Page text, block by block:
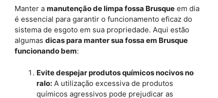
Manter a manutenção de limpa fossa Brusque em dia
é essencial para garantir o funcionamento eficaz do
sistema de esgoto em sua propriedade. Aqui estão
algumas dicas para manter sua fossa em Brusque
funcionando bem:
Evite despejar produtos químicos nocivos no
ralo: A utilização excessiva de produtos
químicos agressivos pode prejudicar as